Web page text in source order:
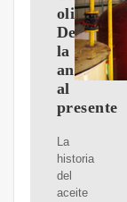
oliva.
Desde
la
al
presente
La
historia
del
aceite